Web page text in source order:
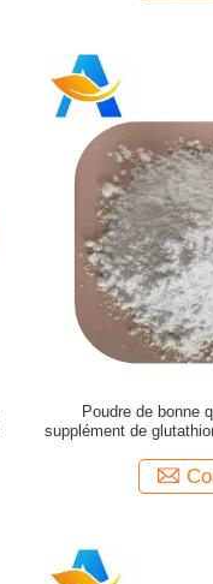
Poudre de bonne
supplément de